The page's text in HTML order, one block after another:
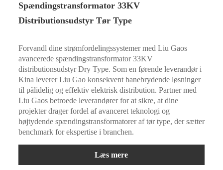
Spændingstransformator 33KV
Distributionsudstyr Tør Type
Forvandl dine strømfordelingssystemer med Liu Gaos
avancerede spændingstransformator 33KV
distributionsudstyr Dry Type. Som en førende leverandør i
Kina leverer Liu Gao konsekvent banebrydende løsninger
til pålidelig og effektiv elektrisk distribution. Partner med
Liu Gaos betroede leverandører for at sikre, at dine
projekter drager fordel af avanceret teknologi og
højtydende spændingstransformatorer af tør type, der sætter
benchmark for ekspertise i branchen.
Læs mere